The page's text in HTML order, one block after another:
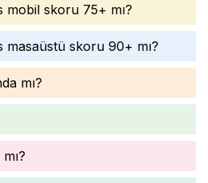
mobil skoru 75+ mı?
masaüstü skoru 90+ mı?
mı?